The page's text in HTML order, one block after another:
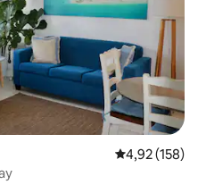
Évaluation
4,92 (158)